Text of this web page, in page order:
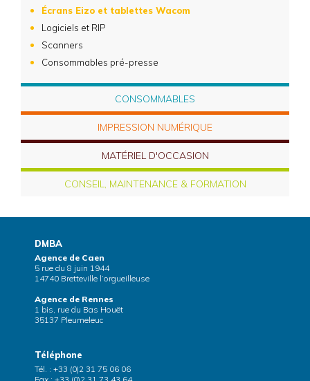
Écrans Eizo et tablettes Wacom
Logiciels et RIP
Scanners
Consommables pré-presse
CONSOMMABLES
IMPRESSION NUMÉRIQUE
MATÉRIEL D'OCCASION
CONSEIL, MAINTENANCE & FORMATION
DMBA
Agence de Caen
5 rue du 8 juin 1944
14740 Bretteville l’orgueilleuse
Agence de Rennes
1 bis, rue du Bas Houët
35137 Pleumeleuc
Téléphone
Tél. : +33 (0)2 31 75 06 06